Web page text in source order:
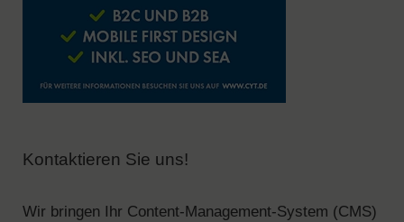
Kontaktieren Sie uns!
Wir bringen Ihr Content-Management-System (CMS)